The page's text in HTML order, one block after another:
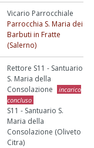
Vicario Parrocchiale
Parrocchia S. Maria dei
Barbuti in Fratte
(Salerno)
Rettore S11 - Santuario
S. Maria della
Consolazione
incarico
concluso
S11 - Santuario S.
Maria della
Consolazione (Oliveto
Citra)